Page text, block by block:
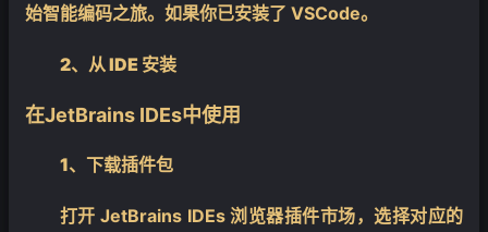
始智能编码之旅。如果你已安装了 VSCode。
2、从 IDE 安装
在JetBrains IDEs中使用
1、下载插件包
打开 JetBrains IDEs 浏览器插件市场，选择对应的